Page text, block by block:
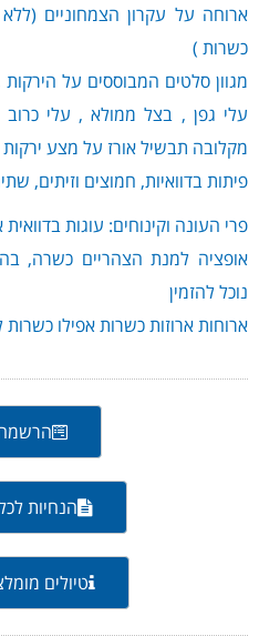
ארוחה על עקרון הצמחוניים
כשרות )
מגוון סלטים המבוססים על
עלי גפן , בצל ממולא , עלי
מקלובה תבשיל אורז על מצע
פיתות בדוואיות, חמוצים וזיתים,
פרי העונה וקינוחים: עוגות
אופציה למנת הצהריים כשרה,
נוכל להזמין
ארוחות ארוזות כשרות אפילו כשרות
הרשמה
הנחיות
טיולים